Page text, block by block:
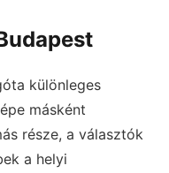
különleges
másként
része, a választók
a helyi